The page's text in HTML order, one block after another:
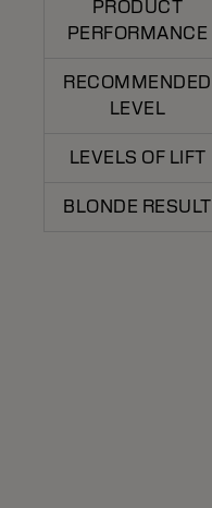
PRODUCT
PERFORMANCE
RECOMMENDED
LEVEL
LEVELS OF LIFT
BLONDE RESULT